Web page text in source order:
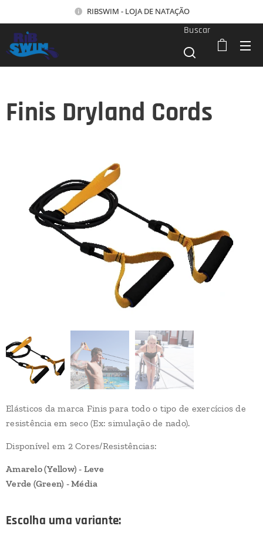
RIBSWIM - LOJA DE NATAÇÃO
Buscar
Finis Dryland Cords
Elásticos da marca Finis para todo o tipo de exercícios de
resistência em seco (Ex: simulação de nado).
Disponível em 2 Cores/Resistências:
Amarelo (Yellow) - Leve
Verde (Green) - Média
Escolha uma variante: